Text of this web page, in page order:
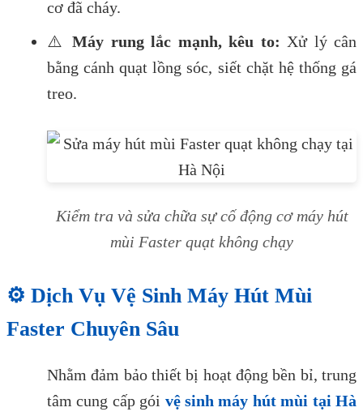
cơ đã cháy.
⚠️ Máy rung lắc mạnh, kêu to: Xử lý cân
bằng cánh quạt lồng sóc, siết chặt hệ thống gá
treo.
Kiểm tra và sửa chữa sự cố động cơ máy hút
mùi Faster quạt không chạy
⚙️ Dịch Vụ Vệ Sinh Máy Hút Mùi
Faster Chuyên Sâu
Nhằm đảm bảo thiết bị hoạt động bền bỉ, trung
tâm cung cấp gói vệ sinh máy hút mùi tại Hà